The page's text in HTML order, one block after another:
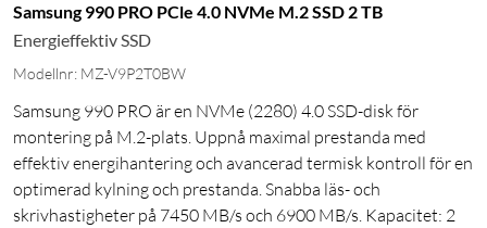
Samsung 990 PRO PCle 4.0 NVMe M.2 SSD 2 TB
Energieffektiv SSD
Modellnr: MZ-V9P2T0BW
Samsung 990 PRO är en NVMe (2280) 4.0 SSD-disk för
montering på M.2-plats. Uppnå maximal prestanda med
effektiv energihantering och avancerad termisk kontroll för en
optimerad kylning och prestanda. Snabba läs- och
skrivhastigheter på 7450 MB/s och 6900 MB/s. Kapacitet: 2